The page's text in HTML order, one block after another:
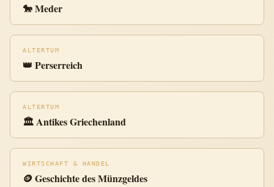
🐎 Meder
ALTERTUM
👑 Perserreich
ALTERTUM
🏛️ Antikes Griechenland
WIRTSCHAFT & HANDEL
🪙 Geschichte des Münzgeldes